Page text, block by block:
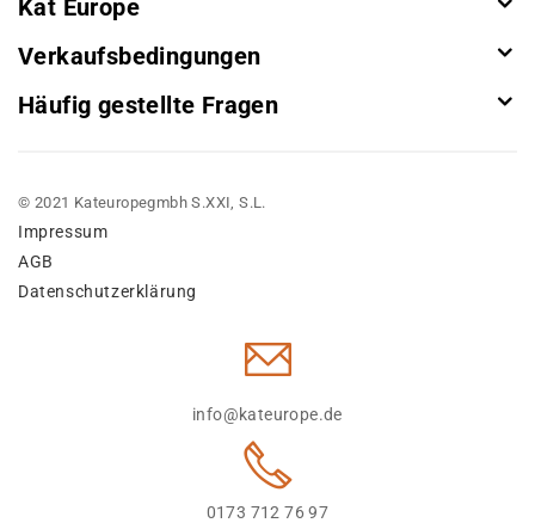
Kat Europe
Verkaufsbedingungen
Häufig gestellte Fragen
© 2021 Kateuropegmbh S.XXI, S.L.
Impressum
AGB
Datenschutzerklärung
info@kateurope.de
0173 712 76 97